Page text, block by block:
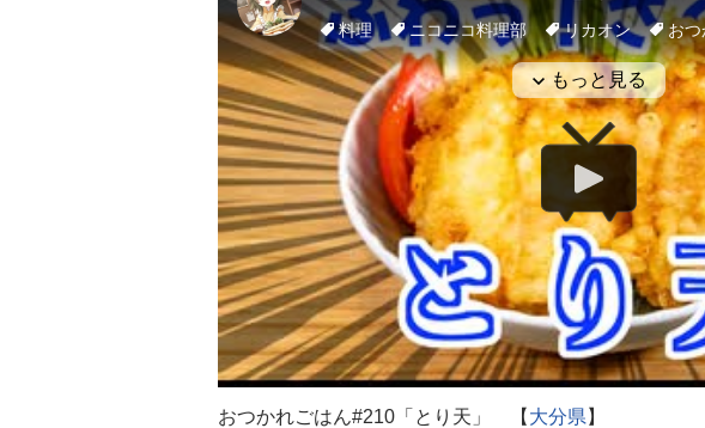
おつかれごはん#210「とり天」 【 大分県 】